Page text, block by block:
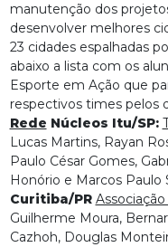
manutenção dos
desenvolver melhores
23 cidades espalhadas
abaixo a lista com os
Esporte em Ação que
respectivos times pelos
Rede Núcleos Itu/SP:
Lucas Martins, Rayan
Paulo César Gomes,
Honório e Marcos Paulo
Curitiba/PR
Guilherme Moura,
Cazhoh, Douglas